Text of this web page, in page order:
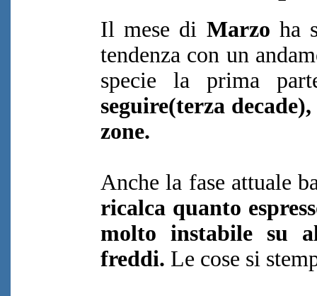
Il mese di Marzo ha
tendenza con un
specie la prima
seguire(terza
zone.
Anche la fase attuale
ricalca quanto
molto instabile su
freddi. Le cose si